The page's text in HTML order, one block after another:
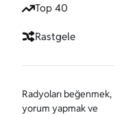
Top 40
Rastgele
Radyoları beğenmek,
yorum yapmak ve